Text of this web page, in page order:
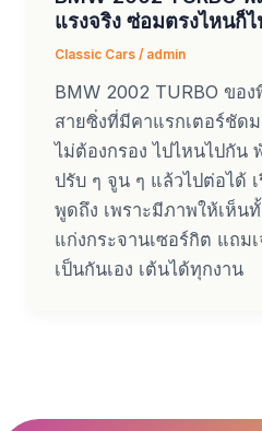
แรงจริง ซ่อมตรงไหนก็
Classic Cars/ admin
BMW 2002 TURBO ขอ
สายซิ่งที่มีคาแรกเตอร์ชัด
ไม่ต้องกรอง ไปไหนไปกัน
ปรับ ๆ จูน ๆ แล้วไปต่อได้
พูดถึง เพราะมีภาพให้เห็น
แก่งกระจานเซอร์กิต แถม
เป็นกันเอง เต้นได้ทุกงาน